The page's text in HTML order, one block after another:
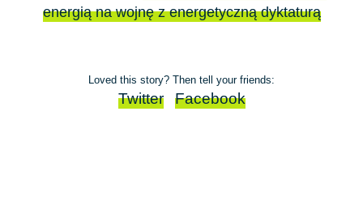
energią na wojnę z energetyczną dyktaturą
Loved this story? Then tell your friends:
Twitter Facebook